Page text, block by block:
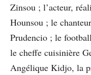
Zinsou ; l’acteur,
Hounsou ; le
Prudencio ; le
le cheffe cuisinière
Angélique Kidjo, la